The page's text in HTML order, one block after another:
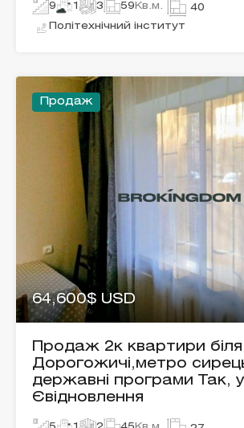
9 1 3 59 Кв.м. 40
Політехнічний інститут
Продаж
64,600$ USD
Продаж 2к квартири
Дорогожичі,метро
державні програми Так,
Євідновлення